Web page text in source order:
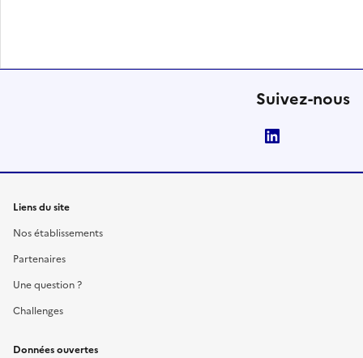
Suivez-nous
Liens du site
Nos établissements
Partenaires
Une question ?
Challenges
Données ouvertes